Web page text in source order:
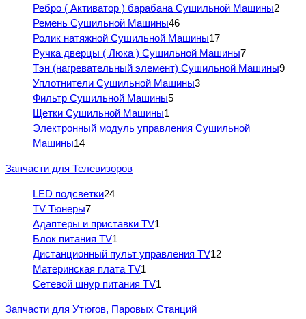
Ребро ( Активатор ) барабана Сушильной Машины2
Ремень Сушильной Машины46
Ролик натяжной Сушильной Машины17
Ручка дверцы ( Люка ) Сушильной Машины7
Тэн (нагревательный элемент) Сушильной Машины9
Уплотнители Сушильной Машины3
Фильтр Сушильной Машины5
Щетки Сушильной Машины1
Электронный модуль управления Сушильной
Машины14
Запчасти для Телевизоров
LED подсветки24
TV Тюнеры7
Адаптеры и приставки TV1
Блок питания TV1
Дистанционный пульт управления TV12
Материнская плата TV1
Сетевой шнур питания TV1
Запчасти для Утюгов, Паровых Станций